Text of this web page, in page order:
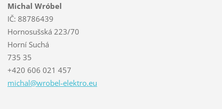
Michal Wróbel
IČ: 88786439
Hornosušská 223/70
Horní Suchá
735 35
+420 606 021 457
michal@wrobel-elektro.eu